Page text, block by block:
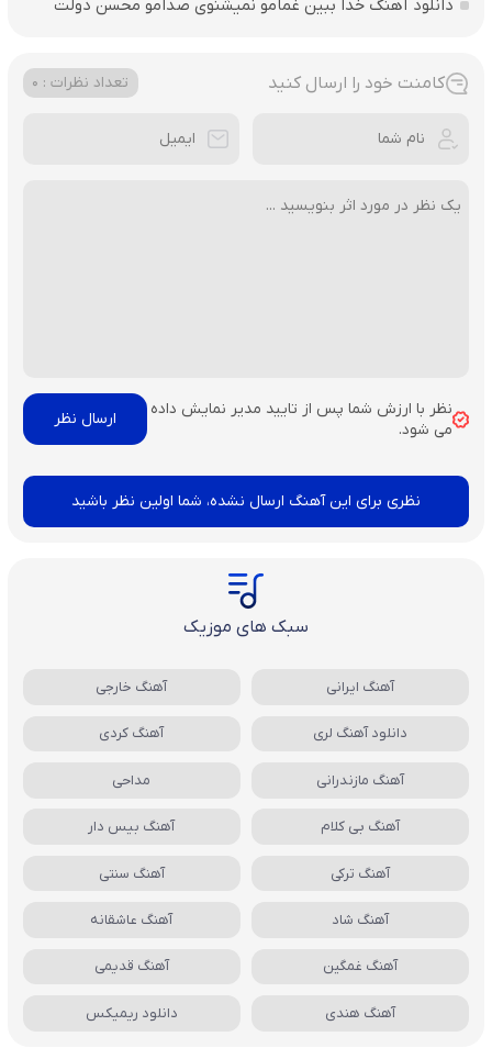
دانلود آهنگ خدا ببین غمامو نمیشنوی صدامو محسن دولت
کامنت خود را ارسال کنید تعداد نظرات : 0
نظر با ارزش شما پس از تایید مدیر نمایش داده
می شود.
نظری برای این آهنگ ارسال نشده، شما اولین نظر باشید
سبک های موزیک
آهنگ ایرانی آهنگ خارجی
دانلود آهنگ لری آهنگ کردی
آهنگ مازندرانی مداحی
آهنگ بی کلام آهنگ بیس دار
آهنگ ترکی آهنگ سنتی
آهنگ شاد آهنگ عاشقانه
آهنگ غمگین آهنگ قدیمی
آهنگ هندی دانلود ریمیکس